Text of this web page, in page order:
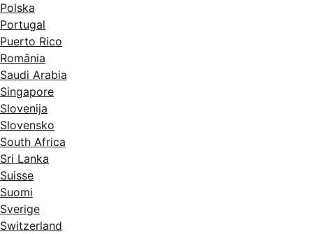
Polska
Portugal
Puerto Rico
România
Saudi Arabia
Singapore
Slovenija
Slovensko
South Africa
Sri Lanka
Suisse
Suomi
Sverige
Switzerland